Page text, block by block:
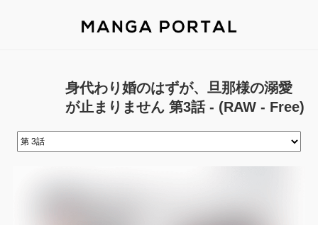
身代わり婚のはずが、旦那様の溺愛
が止まりません 第3話 - (RAW - Free)